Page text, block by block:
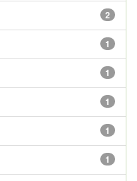
2
1
1
1
1
1